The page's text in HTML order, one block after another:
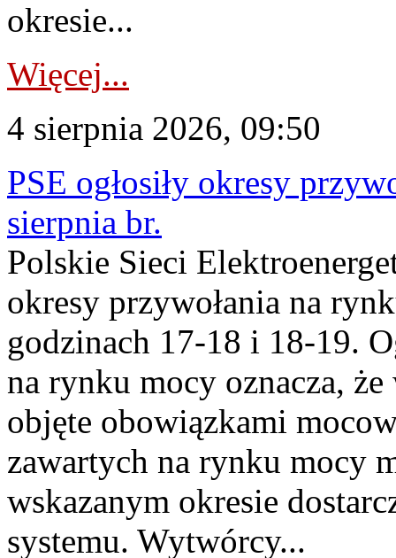
okresie...
Więcej...
4 sierpnia 2026, 09:50
PSE ogłosiły okresy
sierpnia br.
Polskie Sieci
okresy przywołania na
godzinach 17-18 i 18-19.
na rynku mocy oznacza,
objęte obowiązkami
zawartych na rynku mocy
wskazanym okresie
systemu. Wytwórcy...